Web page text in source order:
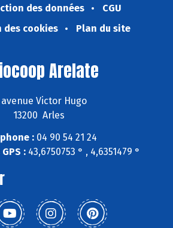
des données
CGU
des cookies
Plan du site
Arelate
avenue Victor Hugo
13200 Arles
: 04 90 54 21 24
:43,6750753 ° , 4,6351479 °